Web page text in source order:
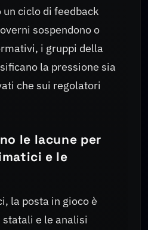
ciclo di feedback
sospendono o
i gruppi della
la pressione sia
che sui regolatori
le lacune per
e le
la posta in gioco è
e le analisi